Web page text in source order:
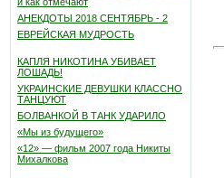
АНЕКДОТЫ 2018 СЕНТЯБРЬ - 2
ЕВРЕЙСКАЯ МУДРОСТЬ
КАПЛЯ НИКОТИНА УБИВАЕТ
ЛОШАДЬ!
УКРАИНСКИЕ ДЕВУШКИ КЛАССНО
ТАНЦУЮТ
БОЛВАНКОЙ В ТАНК УДАРИЛО
«Мы из будущего»
«12» — фильм 2007 года Никиты
Михалкова